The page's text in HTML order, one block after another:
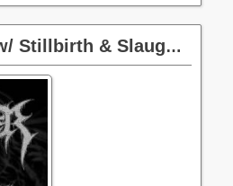
& Slaughterday